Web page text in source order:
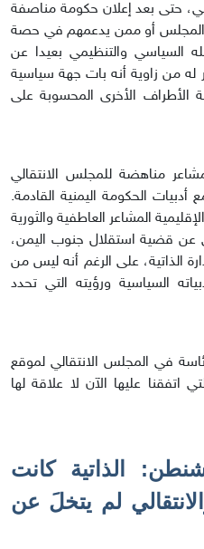
حتى بعد إعلان حكومة مناصفة
أو ممن يدعمهم في حصة
السياسي والتنظيمي بعيدا عن
من زاوية أنه بات جهة سياسية
الأخرى المحسوبة على
مناهضة للمجلس الانتقالي
الحكومة اليمنية القادمة.
المشاعر العاطفية والثورية
عن قضية استقلال جنوب اليمن،
الذاتية، على الرغم أنه ليس من
السياسية ورؤيته التي تحدد
في المجلس الانتقالي لموقع
اتفقنا عليها الآن لا علاقة لها
الذاتية كانت
لم يتخلَ عن